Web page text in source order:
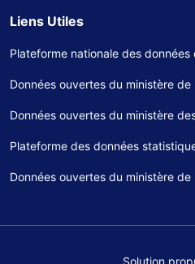
Liens Utiles
Plateforme nationale des données
Données ouvertes du ministère de
Données ouvertes du ministère
Plateforme des données
Données ouvertes du ministère de
Solution